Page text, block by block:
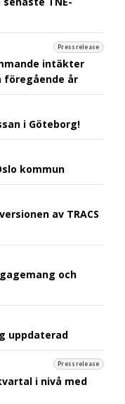
Pressrelease
intäkter
år
i Göteborg!
kommun
av TRACS
och
uppdaterad
Pressrelease
i nivå med